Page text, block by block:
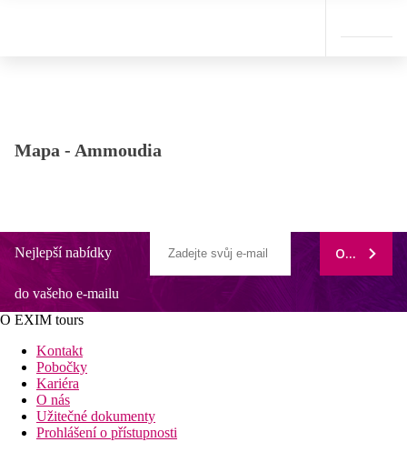
Mapa - Ammoudia
Nejlepší nabídky
do vašeho e-mailu
ODEBÍRAT
O EXIM tours
Kontakt
Pobočky
Kariéra
O nás
Užitečné dokumenty
Prohlášení o přístupnosti